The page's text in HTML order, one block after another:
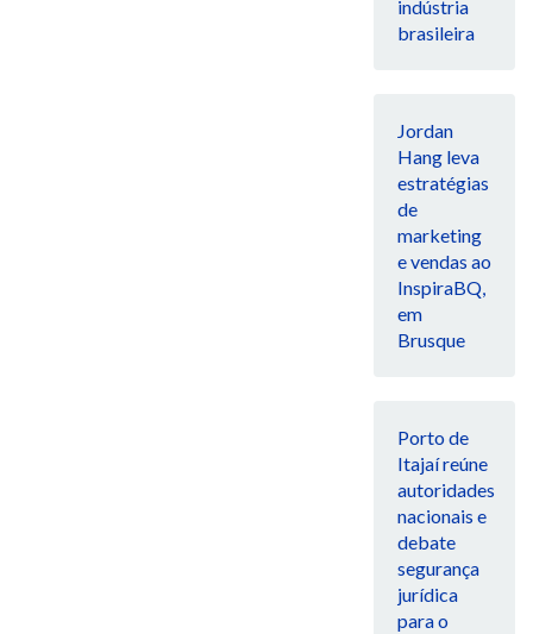
indústria
brasileira
Jordan
Hang leva
estratégias
de
marketing
e vendas ao
InspiraBQ,
em
Brusque
Porto de
Itajaí reúne
autoridades
nacionais e
debate
segurança
jurídica
para o